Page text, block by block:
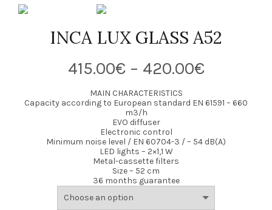
INCA LUX GLASS A52
415.00€ – 420.00€Price
through
MAIN CHARACTERISTICS
Capacity according to European standard EN 61591 – 660
m3/h
EVO diffuser
Electronic control
Minimum noise level / EN 60704-3 / – 54 dB(A)
LED lights – 2×1,1 W
Metal-cassette filters
Size – 52 cm
36 months guarantee